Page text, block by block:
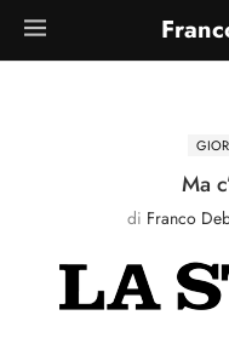
Ma
di Franco